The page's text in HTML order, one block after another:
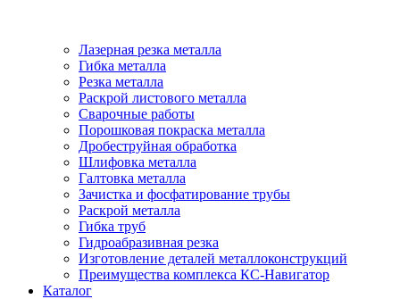
Лазерная резка металла
Гибка металла
Резка металла
Раскрой листового металла
Сварочные работы
Порошковая покраска металла
Дробеструйная обработка
Шлифовка металла
Галтовка металла
Зачистка и фосфатирование трубы
Раскрой металла
Гибка труб
Гидроабразивная резка
Изготовление деталей металлоконструкций
Преимущества комплекса КС-Навигатор
Каталог